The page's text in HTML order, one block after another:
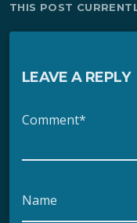
THIS POST
LEAVE A REPLY
Comment*
Name